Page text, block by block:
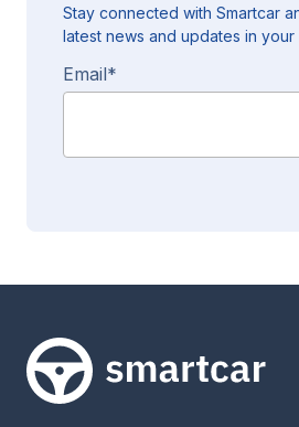
Stay connected with Smartcar
latest news and updates in your
Email*
Smartcar-Startseite